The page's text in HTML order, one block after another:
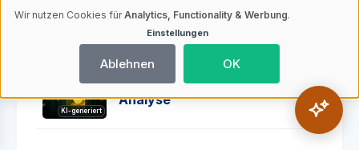
KI-generiert
So startest du deine eigene
KI-generiert
Glamjet - Eine kritische
Analyse
Wir nutzen Cookies fürAnalytics, Functionality & Werbung.
Einstellungen
Ablehnen OK